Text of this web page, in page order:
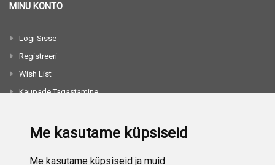
Me kasutame küpsiseid
Me kasutame küpsiseid ja muid
MINU KONTO
Logi Sisse
Registreeri
Wish List
Kaupade Tagastamine